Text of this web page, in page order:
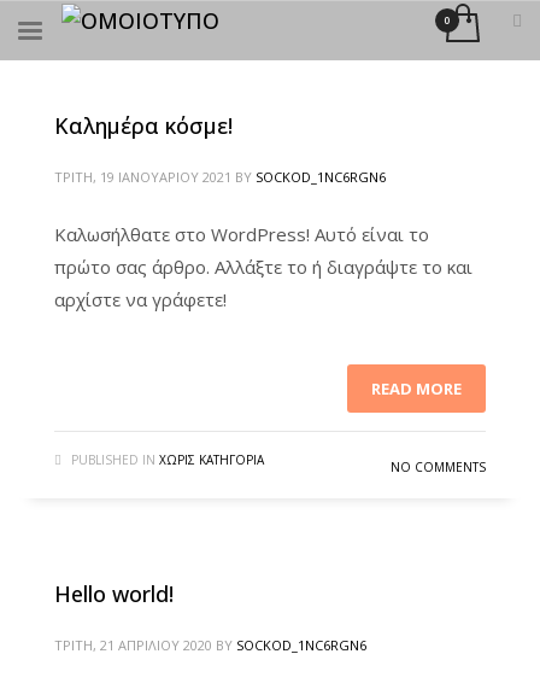
ΑΝΑΖΉΤΗΣΗ
Καλημέρα κόσμε!
ΤΡΊΤΗ, 19 ΙΑΝΟΥΑΡΊΟΥ 2021 BY SOCKOD_1NC6RGN6
Καλωσήλθατε στο WordPress! Αυτό είναι το
πρώτο σας άρθρο. Αλλάξτε το ή διαγράψτε το και
αρχίστε να γράφετε!
READ MORE
PUBLISHED IN ΧΩΡΊΣ ΚΑΤΗΓΟΡΊΑ NO COMMENTS
Hello world!
ΤΡΊΤΗ, 21 ΑΠΡΙΛΊΟΥ 2020 BY SOCKOD_1NC6RGN6